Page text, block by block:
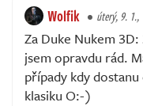
Wolfik úterý, 9. 1.,
Za Duke Nukem
jsem opravdu rád.
případy kdy
klasiku O:-)